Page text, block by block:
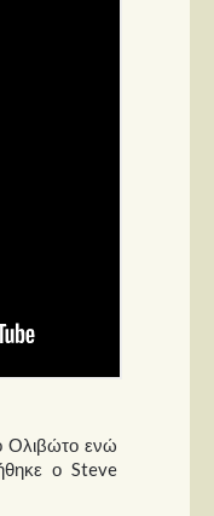
Ολιβώτο ενώ
ο Steve